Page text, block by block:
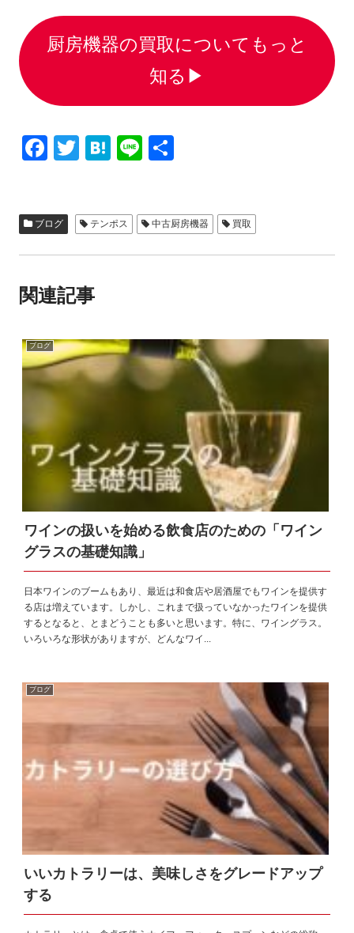
厨房機器の買取についてもっと
知る▶︎
F
e
b
o
T
er
H
n
a
Li
ブログ テンポス 中古厨房機器 買取
関連記事
ブログ
ワインの扱いを始める飲食店のための「ワイン
グラスの基礎知識」
日本ワインのブームもあり、最近は和食店や居酒屋でもワインを提供す
る店は増えています。しかし、これまで扱っていなかったワインを提供
するとなると、とまどうことも多いと思います。特に、ワイングラス。
いろいろな形状がありますが、どんなワイ...
ブログ
いいカトラリーは、美味しさをグレードアップ
する